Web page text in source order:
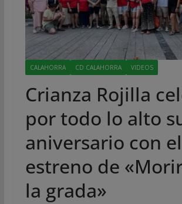
CALAHORRA CD CALAHORRA VIDEOS
Crianza Rojilla
por todo lo alto
aniversario con el
estreno de
la grada»